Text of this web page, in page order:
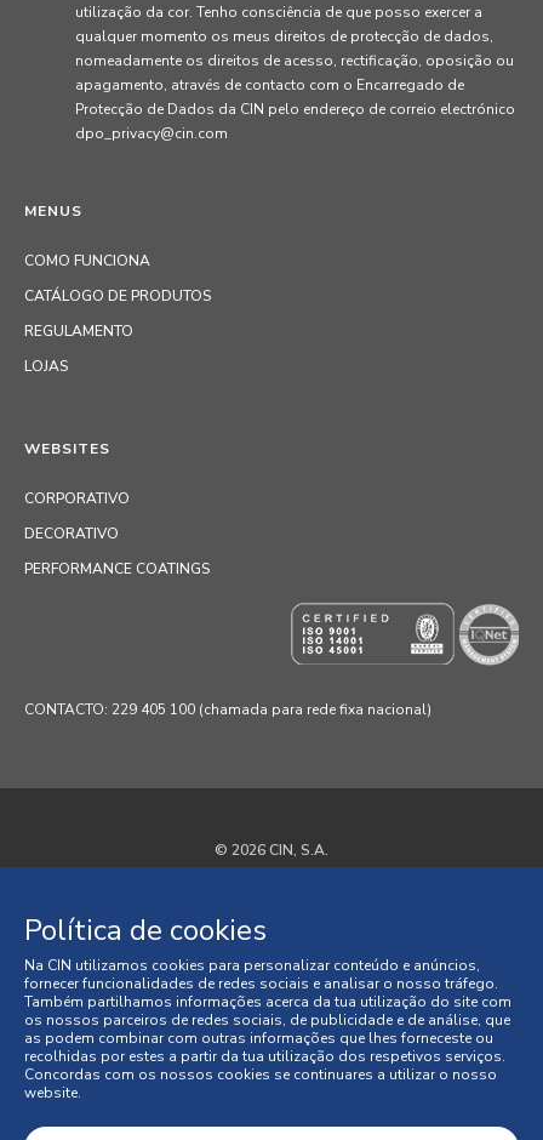
MENUS
COMO FUNCIONA
CATÁLOGO DE PRODUTOS
REGULAMENTO
LOJAS
utilização da cor. Tenho consciência de que posso exercer a
qualquer momento os meus direitos de protecção de dados,
nomeadamente os direitos de acesso, rectificação, oposição ou
apagamento, através de contacto com o Encarregado de
Protecção de Dados da CIN pelo endereço de correio electrónico
dpo_privacy@cin.com
WEBSITES
CORPORATIVO
DECORATIVO
PERFORMANCE COATINGS
CONTACTO: 229 405 100 (chamada para rede fixa nacional)
© 2026 CIN, S.A.
Política de Privacidade
Política de Cookies
Faqs
Litígios de Consumo
Política de cookies
Na CIN utilizamos cookies para personalizar conteúdo e anúncios,
fornecer funcionalidades de redes sociais e analisar o nosso tráfego.
Também partilhamos informações acerca da tua utilização do site com
os nossos parceiros de redes sociais, de publicidade e de análise, que
as podem combinar com outras informações que lhes forneceste ou
recolhidas por estes a partir da tua utilização dos respetivos serviços.
Concordas com os nossos cookies se continuares a utilizar o nosso
website.